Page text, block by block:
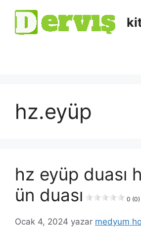
hz.eyüp
hz eyüp duası
ün duası
0 (0)
Ocak 4, 2024 yazar medyum